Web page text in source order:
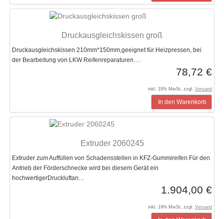
Druckausgleichskissen groß
Druckausgleichskissen 210mm*150mm,geeignet für Heizpressen, bei
der Bearbeitung von LKW Reifenreparaturen.…
78,72 €
inkl. 19% MwSt. zzgl. Versand
In den Warenkorb
Extruder 2060245
Extruder zum Auffüllen von Schadensstellen in KFZ-Gummireifen.Für den
Antrieb der Förderschnecke wird bei diesem Gerät ein
hochwertigerDruckluftan…
1.904,00 €
inkl. 19% MwSt. zzgl. Versand